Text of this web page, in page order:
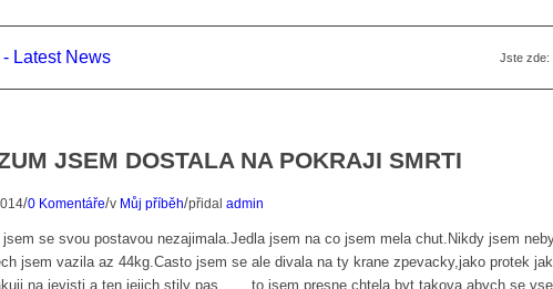
- Latest News Jste zde:
JSEM DOSTALA NA POKRAJI SMRTI
/0 Komentáře/v Můj příběh/přidal admin
jsem se svou postavou nezajimala.Jedla jsem na co jsem mela chut.Nikdy jsem
jsem vazila az 44kg.Casto jsem se ale divala na ty krane zpevacky,jako protek
na jevisti a ten jejich stily pas……,to jsem presne chtela byt takova abych se